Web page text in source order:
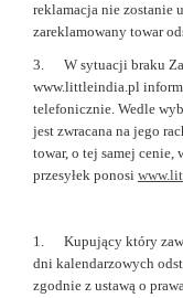
reklamacja nie zostanie
zareklamowany towar
3. W sytuacji braku
www.littleindia.pl
telefonicznie. Wedle
jest zwracana na jego
towar, o tej samej cenie,
przesyłek ponosi
1. Kupujący który
dni kalendarzowych
zgodnie z ustawą o